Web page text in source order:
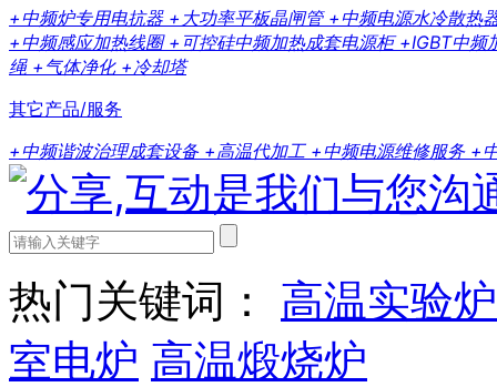
+中频炉专用电抗器 +大功率平板晶闸管 +中频电源水冷散热
+中频感应加热线圈 +可控硅中频加热成套电源柜+IGBT中频
绳 +气体净化 +冷却塔
其它产品/服务
+中频谐波治理成套设备 +高温代加工 +中频电源维修服务 +
热门关键词： 高温实验炉
室电炉 高温煅烧炉